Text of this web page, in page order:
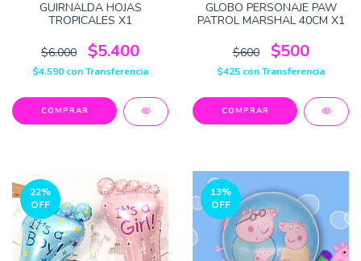
GUIRNALDA HOJAS
TROPICALES X1
$6.000 $5.400
$4.590 conTransferencia
GLOBO PERSONAJE PAW
PATROL MARSHAL 40CM X1
$600 $500
$425 conTransferencia
22%
OFF
13%
OFF